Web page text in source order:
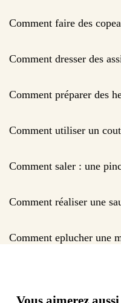
Comment faire des
Comment dresser des
Comment préparer des
Comment utiliser un
Comment saler : une
Comment réaliser une
Comment eplucher une